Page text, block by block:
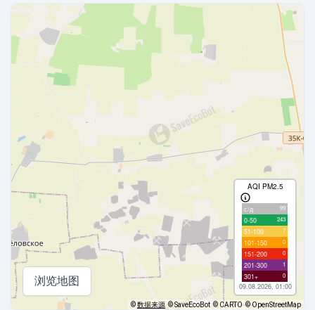
AQI PM2.5
с/д 99
0-50 243
51-100 7
101-150 0
151-200 0
201-300 1
301+ 0
09.08.2026, 01:00
浏览地图
©数据来源 © SaveEcoBot © CARTO © OpenStreetMap